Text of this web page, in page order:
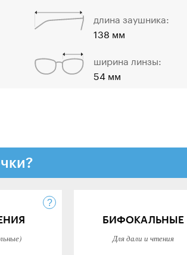
длина заушника:
138 мм
ширина линзы:
54 мм
БИФОКАЛЬНЫЕ
Для дали и чтения